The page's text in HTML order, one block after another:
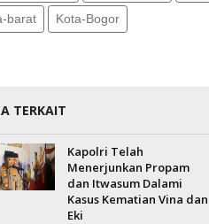
barat Kota-Bogor
TERKAIT
Kapolri Telah
Menerjunkan Propam
dan Itwasum Dalami
Kasus Kematian Vina dan
Eki